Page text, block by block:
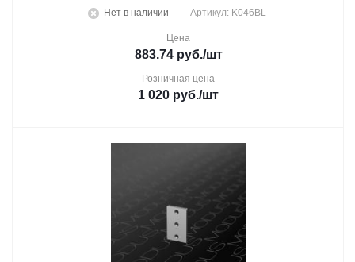
Нет в наличии
Артикул: K046BL
Цена
883.74руб./шт
Розничная цена
1 020 руб./шт